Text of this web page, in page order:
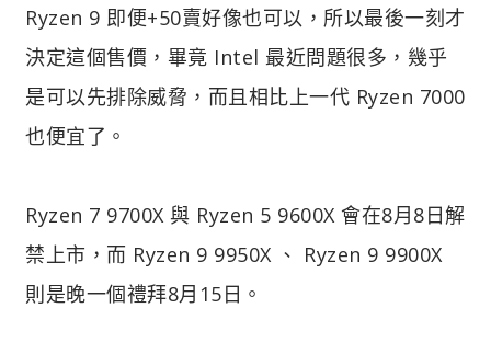
Ryzen 9 即便+50賣好像也可以，所以最後一刻才
決定這個售價，畢竟 Intel 最近問題很多，幾乎
是可以先排除威脅，而且相比上一代 Ryzen 7000
也便宜了。
Ryzen 7 9700X 與 Ryzen 5 9600X 會在8月8日解
禁上市，而 Ryzen 9 9950X 、 Ryzen 9 9900X
則是晚一個禮拜8月15日。